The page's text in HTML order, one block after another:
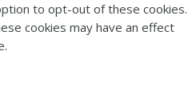
to opt-out of these cookies.
cookies may have an effect